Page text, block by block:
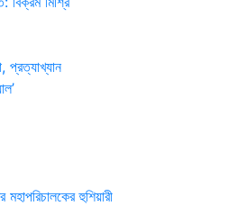
প্রত্যাখ্যান
হুশিয়ারী